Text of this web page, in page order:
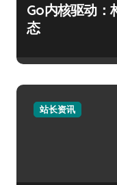
Go内核驱动：
态
站长资讯